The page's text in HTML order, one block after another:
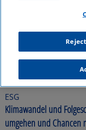
ESG
Klimawandel und
umgehen und Chancen